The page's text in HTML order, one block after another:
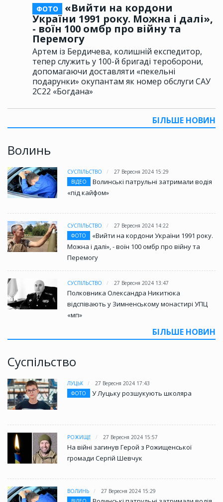
ФОТО
«Вийти на кордони
України 1991 року. Можна і далі»,
- воїн 100 омбр про війну та
Перемогу
Артем із Бердичева, колишній експедитор,
тепер служить у 100-й бригаді тероборони,
допомагаючи доставляти «пекельні
подарунки» окупантам як номер обслуги САУ
2С22 «Богдана»
БІЛЬШЕ НОВИН
Волинь
СУСПІЛЬСТВО
27 Вересня 2024 15:29
ВІДЕО
Волинські патрульні затримали водія
«під кайфом»
СУСПІЛЬСТВО
27 Вересня 2024 14:22
ФОТО
«Вийти на кордони України 1991 року.
Можна і далі», - воїн 100 омбр про війну та
Перемогу
СУСПІЛЬСТВО 27 Вересня 2024 13:47
Полковника Олександра Никитюка
відспівають у Зимненському монастирі УПЦ
«мп»
БІЛЬШЕ НОВИН
Суспільство
ЛУЦЬК
27 Вересня 2024 17:43
ФОТО
У Луцьку розшукують школяра
РОЖИЩЕ 27 Вересня 2024 15:57
На війні загинув Герой з Рожищенської
громади Сергій Шевчук
ВОЛИНЬ
27 Вересня 2024 15:29